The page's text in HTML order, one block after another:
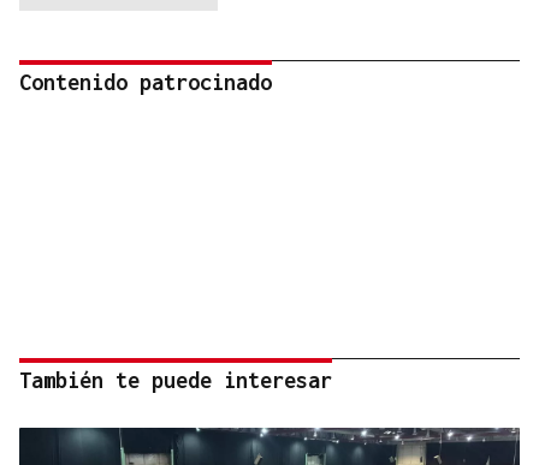
Contenido patrocinado
También te puede interesar